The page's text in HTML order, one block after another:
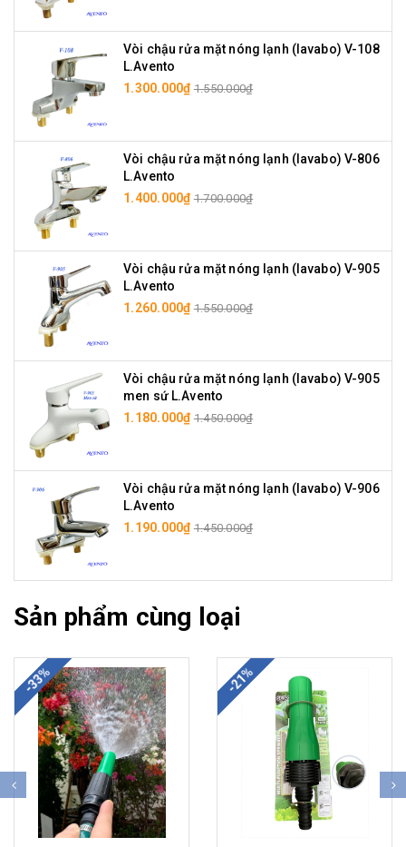
Vòi chậu rửa mặt nóng lạnh (lavabo) V-108
L.Avento
1.300.000₫ 1.550.000₫
Vòi chậu rửa mặt nóng lạnh (lavabo) V-806
L.Avento
1.400.000₫ 1.700.000₫
Vòi chậu rửa mặt nóng lạnh (lavabo) V-905
L.Avento
1.260.000₫ 1.550.000₫
Vòi chậu rửa mặt nóng lạnh (lavabo) V-905
men sứ L.Avento
1.180.000₫ 1.450.000₫
Vòi chậu rửa mặt nóng lạnh (lavabo) V-906
L.Avento
1.190.000₫ 1.450.000₫
Sản phẩm cùng loại
-33% -21%